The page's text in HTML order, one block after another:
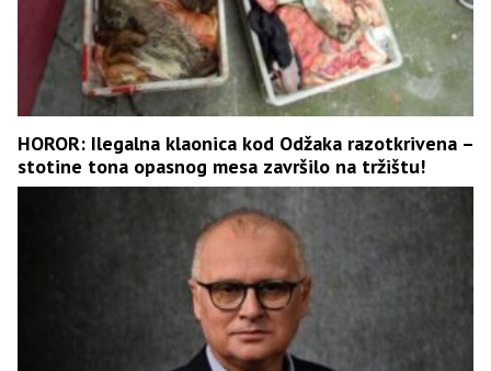
HOROR: Ilegalna klaonica kod Odžaka razotkrivena –
stotine tona opasnog mesa završilo na tržištu!